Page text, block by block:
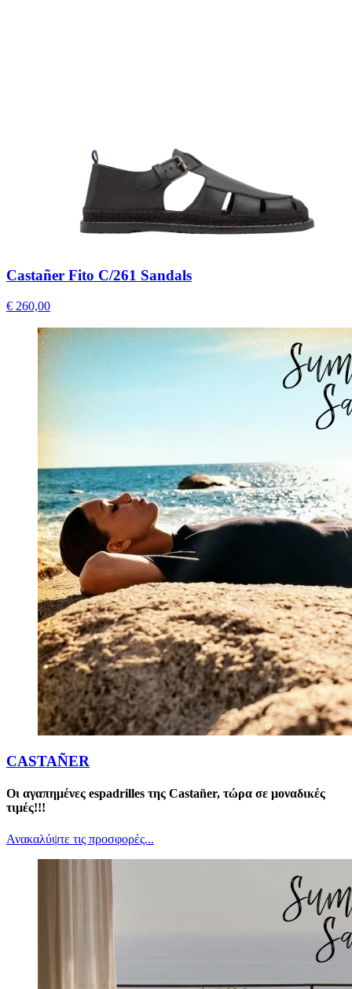
Castañer Fito C/261 Sandals
€ 260,00
CASTAÑER
Οι αγαπημένες espadrilles της Castañer, τώρα σε μοναδικές
τιμές!!!
Ανακαλύψτε τις προσφορές...